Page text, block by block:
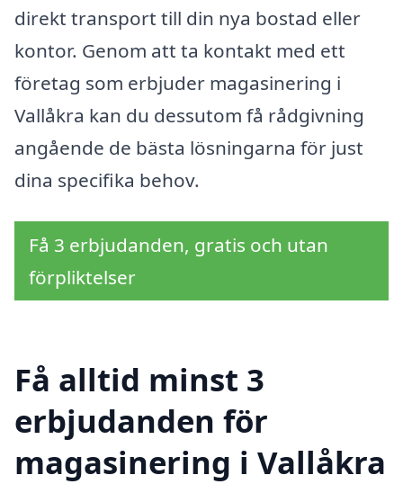
direkt transport till din nya bostad eller
kontor. Genom att ta kontakt med ett
företag som erbjuder magasinering i
Vallåkra kan du dessutom få rådgivning
angående de bästa lösningarna för just
dina specifika behov.
Få 3 erbjudanden, gratis och utan
förpliktelser
Få alltid minst 3
erbjudanden för
magasinering i Vallåkra